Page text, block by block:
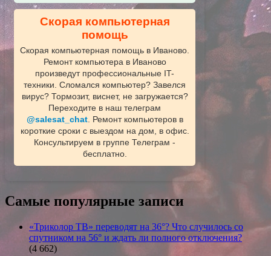
Скорая компьютерная
помощь
Скорая компьютерная помощь в Иваново.
Ремонт компьютера в Иваново
произведут профессиональные IT-
техники. Сломался компьютер? Завелся
вирус? Тормозит, виснет, не загружается?
Переходите в наш телеграм
@salesat_chat. Ремонт компьютеров в
короткие сроки с выездом на дом, в офис.
Консультируем в группе Телеграм -
бесплатно.
Самые популярные записи
«Триколор ТВ» переводят на 36°? Что случилось со
спутником на 56° и ждать ли полного отключения?
(4 662)